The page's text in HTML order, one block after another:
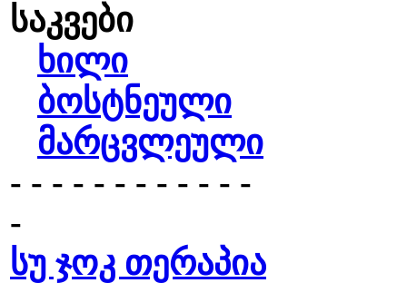
საკვები
ხილი
ბოსტნეული
მარცვლეული
- - - - - - - - - - - -
-
სუ ჯოკ თერაპია